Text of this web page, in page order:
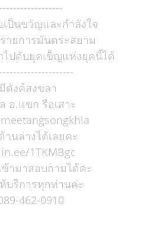
ป็นขวัญและกำลังใจ
ายการมันตระสยาม
ไปดับยุคเข็ญแห่งยุคนี้ได้
ตังค์สงขลา
อ.แขก รือเสาะ
นล่างได้เลยคะ
1TKMBgc
ามาสอบถามได้คะ
บริการทุกท่านค่ะ
462-0910